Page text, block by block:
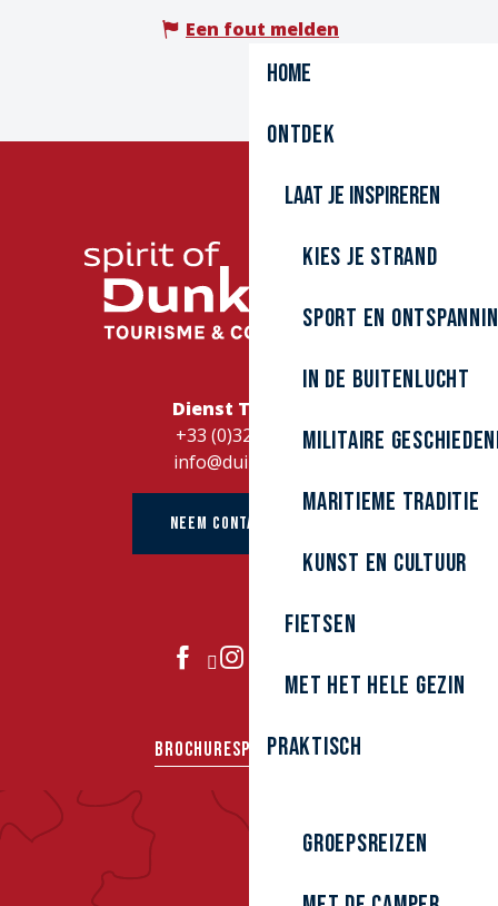
Home
Ontdek
Laat je inspireren
Kies je strand
Sport en
In de buitenlucht
Militaire
Maritieme traditie
kunst en cultuur
Fietsen
Met het hele gezin
Praktisch
Groepsreizen
Een fout melden
Dienst Toerisme
+33 (0)328262728
info@duinkerke.fr
NEEM CONTACT OP MET
BROCHURESPERSGROEPEN